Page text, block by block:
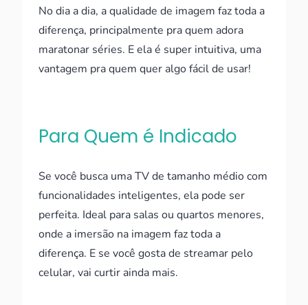
No dia a dia, a qualidade de imagem faz toda a
diferença, principalmente pra quem adora
maratonar séries. E ela é super intuitiva, uma
vantagem pra quem quer algo fácil de usar!
Para Quem é Indicado
Se você busca uma TV de tamanho médio com
funcionalidades inteligentes, ela pode ser
perfeita. Ideal para salas ou quartos menores,
onde a imersão na imagem faz toda a
diferença. E se você gosta de streamar pelo
celular, vai curtir ainda mais.